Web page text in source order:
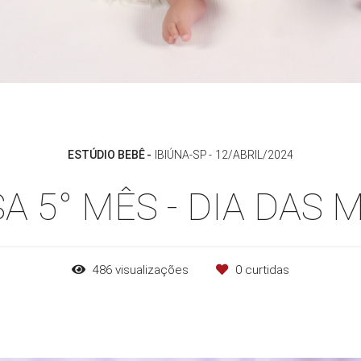
ESTÚDIO BEBÊ IBIÚNA-SP 12/ABRIL/2024
5° MÊS - DIA DAS
486 visualizações 0 curtidas